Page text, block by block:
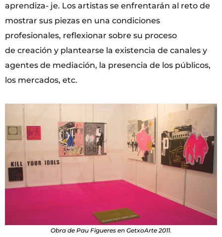
aprendiza- je. Los artistas se enfrentarán al reto de
mostrar sus piezas en una condiciones
profesionales, reflexionar sobre su proceso
de creación y plantearse la existencia de canales y
agentes de mediación, la presencia de los públicos,
los mercados, etc.
Obra de Pau Figueres en GetxoArte 2011.